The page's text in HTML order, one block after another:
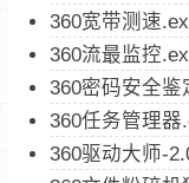
360宽带测速
360流最监控
360密码安全鉴
360任务管理器
360驱动大师-